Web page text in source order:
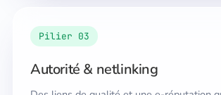
Pilier 03
Autorité & netlinking